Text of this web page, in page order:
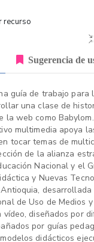
recurso
Sugerencia de
guía de trabajo para
una clase de
la web como
multimedia apoya
tocar temas de
de la alianza
Nacional y el
y Nuevas
de Uso de Medios
vídeo, diseñados por
por guías
didácticos